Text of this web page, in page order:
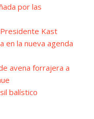
por las
Kast
en la nueva agenda
avena forrajera a
balístico